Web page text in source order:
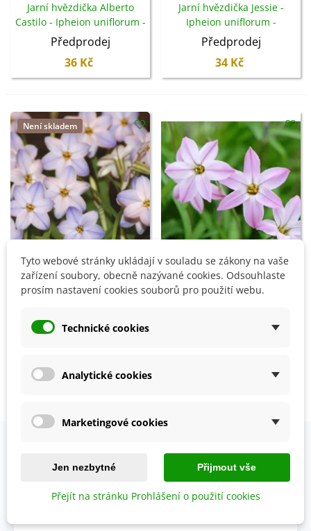
Jarní hvězdička Alberto
Castilo - Ipheion uniflorum -
cibuloviny - 5 ks
Předprodej
36 Kč
Jarní hvězdička Jessie -
Ipheion uniflorum -
cibuloviny - 5 ks
Předprodej
34 Kč
Není skladem
Přidat do košíku
- Ipheion uniflorum -
cibuloviny - 5 ks
Přidat do košíku
OVĚŘENO NAŠIMI ZÁKAZNÍKY
Prohlédněte si vybraná hodnocení našich zákazníků.
Tyto webové stránky ukládají v souladu se zákony na vaše
zařízení soubory, obecně nazývané cookies. Odsouhlaste
prosím nastavení cookies souborů pro použití webu.
Technické cookies
Analytické cookies
Marketingové cookies
Jen nezbytné Přijmout vše
Přejít na stránku Prohlášení o použití cookies